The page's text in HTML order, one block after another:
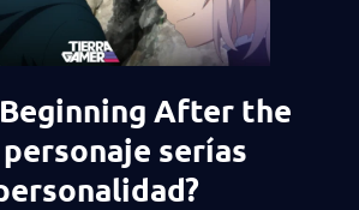
After the
personaje serías